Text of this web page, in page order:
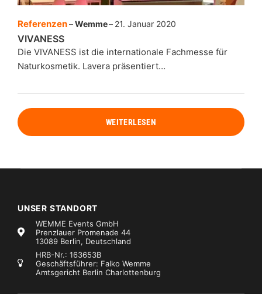
Referenzen Wemme 21. Januar 2020
VIVANESS
Die VIVANESS ist die internationale Fachmesse für
Naturkosmetik. Lavera präsentiert…
WEITERLESEN
UNSER STANDORT
WEMME Events GmbH
Prenzlauer Promenade 44
13089 Berlin, Deutschland
HRB-Nr.: 163653B
Geschäftsführer: Falko Wemme
Amtsgericht Berlin Charlottenburg